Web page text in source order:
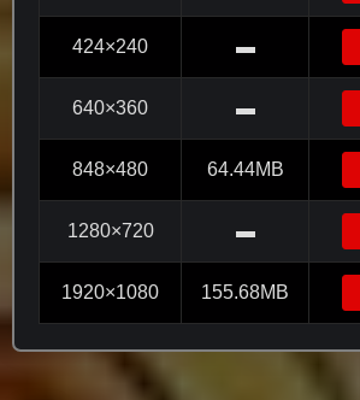
424×240 ▬
640×360 ▬
848×480 64.44MB
1280×720 ▬
1920×1080 155.68MB